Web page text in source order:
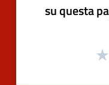
su questa